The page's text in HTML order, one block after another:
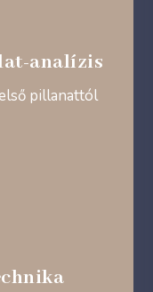
analízis
pillanattól